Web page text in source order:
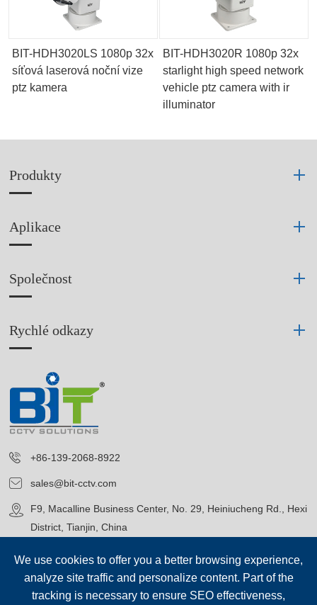
BIT-HDH3020LS 1080p 32x
síťová laserová noční vize
ptz kamera
BIT-HDH3020R 1080p 32x
starlight high speed network
vehicle ptz camera with ir
illuminator
Produkty
Aplikace
Společnost
Rychlé odkazy
+86-139-2068-8922
sales@bit-cctv.com
F9, Macalline Business Center, No. 29, Heiniucheng Rd., Hexi
District, Tianjin, China
We use cookies to offer you a better browsing experience,
analyze site traffic and personalize content. Part of the
tracking is necessary to ensure SEO effectiveness,